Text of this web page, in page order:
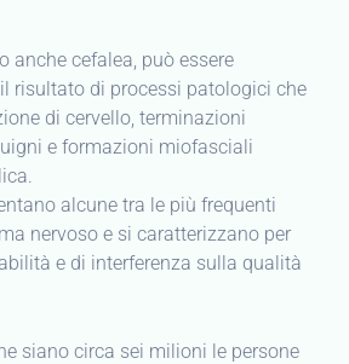
anche cefalea, può essere
risultato di processi patologici che
di cervello, terminazioni
e formazioni miofasciali
alcune tra le più frequenti
nervoso e si caratterizzano per
e di interferenza sulla qualità
siano circa sei milioni le persone